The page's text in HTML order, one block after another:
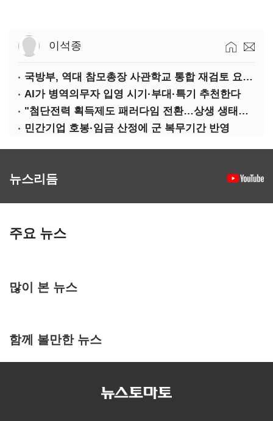
이석종
국방부, 역대 참모총장 사관학교 통합 재검토 요구에 "다양한 의견 수렴해 합리적 시스템 만들 것"
AI가 병역의무자 입영 시기·부대·특기 추천한다
"첨단전력 획득제도 패러다임 전환…상생 생태계 조성해 대체불가 K-방산 도약"
민간기업 호봉·임금 산정에 군 복무기간 반영
뉴스리듬
주요 뉴스
많이 본 뉴스
함께 볼만한 뉴스